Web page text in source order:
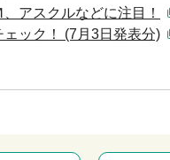
アスクルなどに注目！
ック！ (7月3日発表分)